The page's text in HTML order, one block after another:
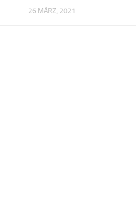
26 MÄRZ, 2021